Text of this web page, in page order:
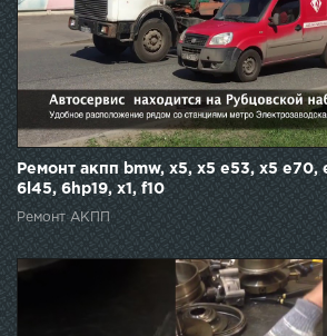
Ремонт акпп bmw, x5, x5 e53, x5 e70,
6l45, 6hp19, x1, f10
Ремонт АКПП